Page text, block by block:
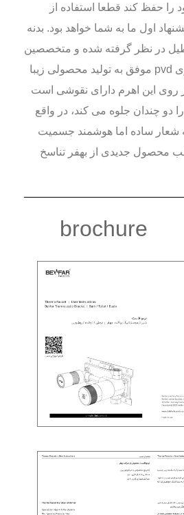
را حفظ کند قطعا استفاده از
اول ما به شما خواهد بود. بدنه
در نظر گرفته شده و متخصصین
بهفر با استفاده از آبکاری pvd موفق به تولید محصولی زیبا
روی این اهرم دارای نقوشی است
دو چندان جلوه می کند، در واقع
شعار ساده اما هوشمند جسمیت
محصول جدیدی از بهفر تناسخ
brochure